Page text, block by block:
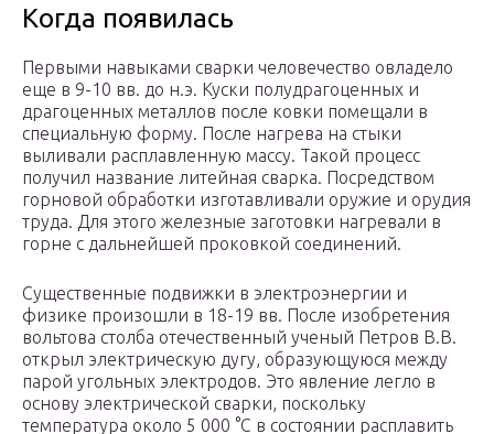
Когда появилась
Первыми навыками сварки человечество овладело
еще в 9-10 вв. до н.э. Куски полудрагоценных и
драгоценных металлов после ковки помещали в
специальную форму. После нагрева на стыки
выливали расплавленную массу. Такой процесс
получил название литейная сварка. Посредством
горновой обработки изготавливали оружие и орудия
труда. Для этого железные заготовки нагревали в
горне с дальнейшей проковкой соединений.
Существенные подвижки в электроэнергии и
физике произошли в 18-19 вв. После изобретения
вольтова столба отечественный ученый Петров В.В.
открыл электрическую дугу, образующуюся между
парой угольных электродов. Это явление легло в
основу электрической сварки, поскольку
температура около 5 000 °C в состоянии расплавить